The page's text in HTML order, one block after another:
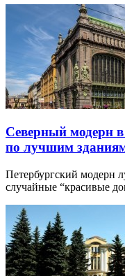
Северный модерн
по лучшим
Петербургский модерн
случайные “красивые